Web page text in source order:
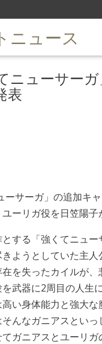
ニュース
ニューサー
表
ーサーガ」の追加キ
ユーリガ役を日笠陽子
する「強くてニュ
ようとしていた主
を失ったカイルが、
武器に2周目の人生
い身体能力と強大な
んなガニアスとい
ガニアスとユーリガ